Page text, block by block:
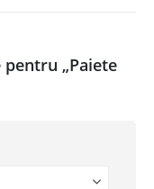
„Paiete